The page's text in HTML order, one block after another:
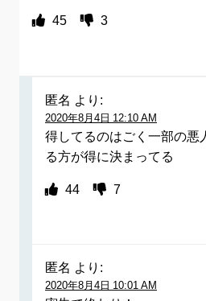
45 3
匿名 より:
2020年8月4日 12:10 AM
得してるのはごく一部の悪
る方が得に決まってる
44 7
匿名 より:
2020年8月4日 10:01 AM